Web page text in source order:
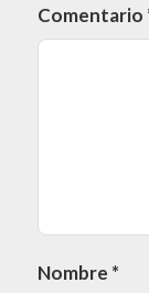
Comentario
Nombre *